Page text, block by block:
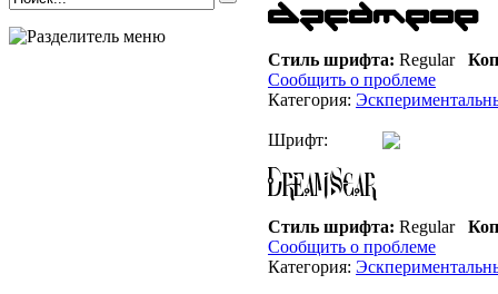
Стиль шрифта: Regular
Сообщить о проблеме
Категория:
Шрифт:
Стиль шрифта: Regular
Сообщить о проблеме
Категория: